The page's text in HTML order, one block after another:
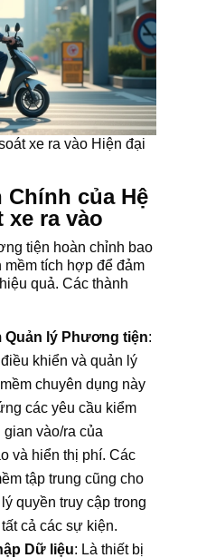
xe ra vào Hiện đại
Chính của Hệ
xe ra vào
tiện hoàn chỉnh bao
mềm tích hợp để đảm
quả. Các thành
Quản lý Phương tiện:
khiển và quản lý
chuyên dụng này
các yêu cầu kiểm
vào/ra của
và hiển thị phí. Các
tập trung cũng cho
quyền truy cập trong
cả các sự kiện.
Dữ liệu: Là thiết bị